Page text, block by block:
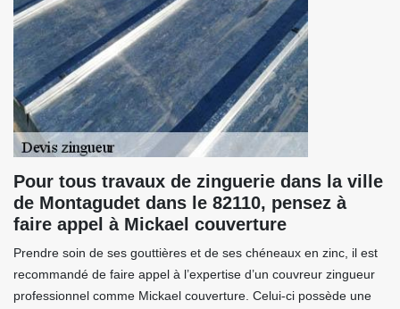
Pour tous travaux de zinguerie dans la ville
de Montagudet dans le 82110, pensez à
faire appel à Mickael couverture
Prendre soin de ses gouttières et de ses chéneaux en zinc, il est
recommandé de faire appel à l’expertise d’un couvreur zingueur
professionnel comme Mickael couverture. Celui-ci possède une